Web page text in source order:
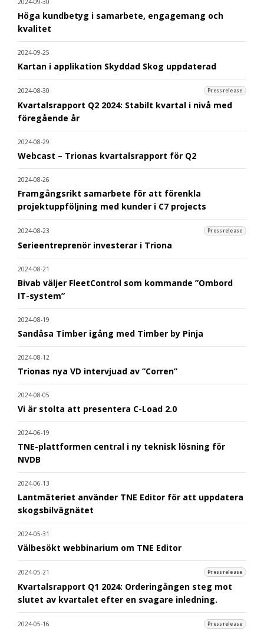
2024-09-30
Höga kundbetyg i samarbete, engagemang och
kvalitet
2024-09-25
Kartan i applikation Skyddad Skog uppdaterad
2024-08-30 Pressrelease
Kvartalsrapport Q2 2024: Stabilt kvartal i nivå med
föregående år
2024-08-29
Webcast – Trionas kvartalsrapport för Q2
2024-08-26
Framgångsrikt samarbete för att förenkla
projektuppföljning med kunder i C7 projects
2024-08-23 Pressrelease
Serieentreprenör investerar i Triona
2024-08-21
Bivab väljer FleetControl som kommande ”Ombord
IT-system”
2024-08-19
Sandåsa Timber igång med Timber by Pinja
2024-08-12
Trionas nya VD intervjuad av ”Corren”
2024-08-05
Vi är stolta att presentera C-Load 2.0
2024-06-19
TNE-plattformen central i ny teknisk lösning för
NVDB
2024-06-13
Lantmäteriet använder TNE Editor för att uppdatera
skogsbilvägnätet
2024-05-31
Välbesökt webbinarium om TNE Editor
2024-05-21 Pressrelease
Kvartalsrapport Q1 2024: Orderingången steg mot
slutet av kvartalet efter en svagare inledning.
2024-05-16 Pressrelease